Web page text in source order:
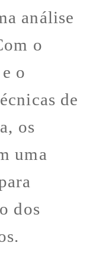
análise
o
o
de
os
uma
dos